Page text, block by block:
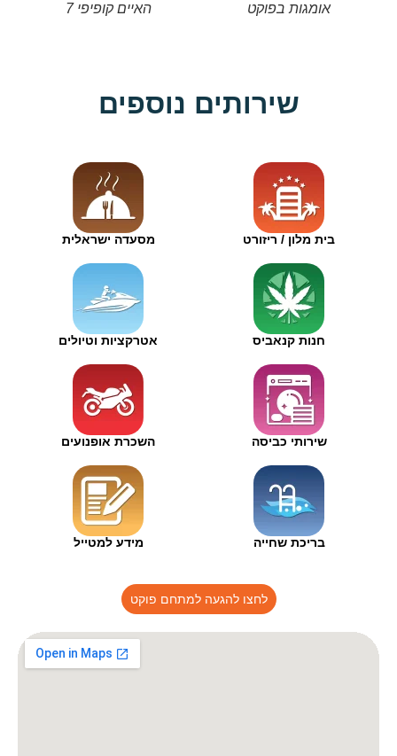
7 האיים קופיפי אומגות בפוקט
שירותים נוספים
בית מלון / ריזורט מסעדה ישראלית
חנות קנאביס אטרקציות וטיולים
שירותי כביסה השכרת אופנועים
בריכת שחייה מידע למטייל
לחצו להגעה למתחם פוקט